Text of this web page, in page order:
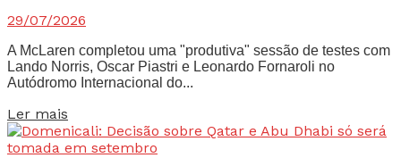
29/07/2026
A McLaren completou uma "produtiva" sessão de testes com
Lando Norris, Oscar Piastri e Leonardo Fornaroli no
Autódromo Internacional do...
Ler mais